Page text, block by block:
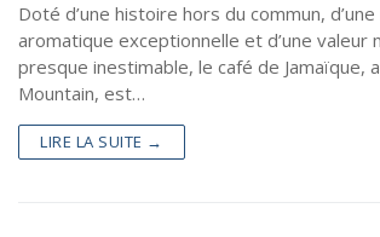
Doté d’une histoire hors du commun,
aromatique exceptionnelle et d’une valeur
presque inestimable, le café de Jamaïque,
Mountain, est…
LIRE LA SUITE →